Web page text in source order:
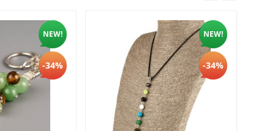
NEW!
-34%
NEW!
-34%